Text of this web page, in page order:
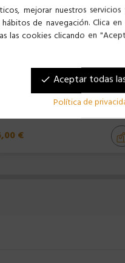
€
mejorar nuestros
de navegación. Clica
las cookies clicando en
done Aceptar todas
Política de